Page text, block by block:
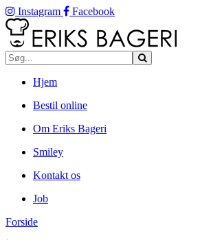
Instagram Facebook
Hjem
Bestil online
Om Eriks Bageri
Smiley
Kontakt os
Job
Forside